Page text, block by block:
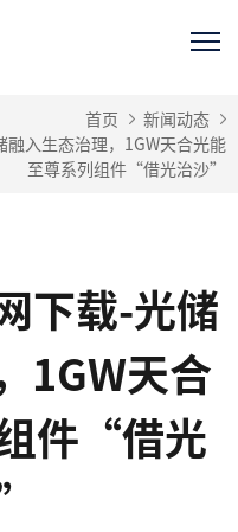
首页
新闻动态
入生态治理，1GW天合光能
至尊系列组件“借光治沙”
下载-光储
1GW天合
件“借光